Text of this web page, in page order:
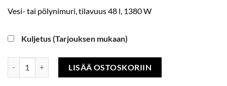
Vesi- tai pölynimuri, tilavuus 48 l, 1380 W
Kuljetus (Tarjouksen mukaan)
Vesi- tai pölynimuri, tilavuus 48 l, 1380 W määrä
LISÄÄ OSTOSKORIIN